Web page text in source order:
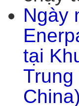
Ngày
tại